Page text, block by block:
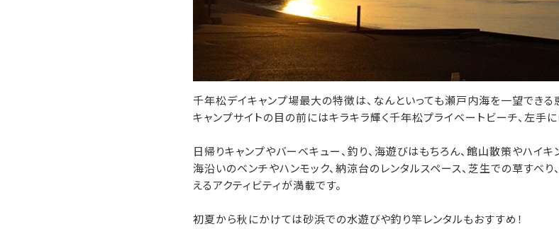
千年松デイキャンプ場最大の特徴は、なんといっても瀬戸内海を一望できる
キャンプサイトの目の前にはキラキラ輝く千年松プライベートビーチ、左手
日帰りキャンプやバーベキュー、釣り、海遊びはもちろん、館山散策やハイ
海沿いのベンチやハンモック、納涼台のレンタルスペース、芝生での草すべり
えるアクティビティが満載です。
初夏から秋にかけては砂浜での水遊びや釣り竿レンタルもおすすめ！